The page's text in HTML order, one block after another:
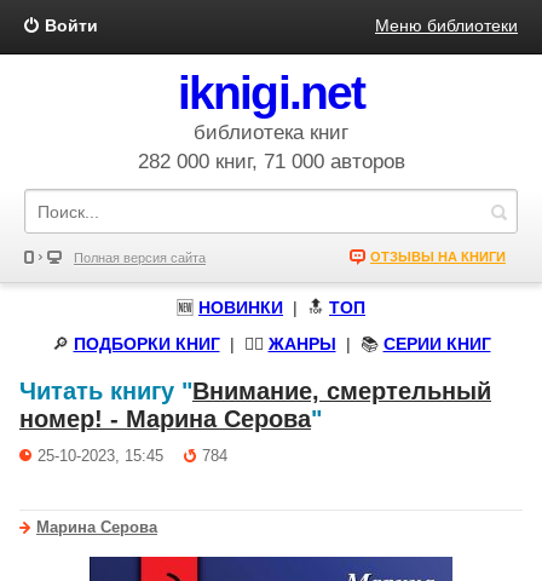
Войти Меню библиотеки
iknigi.net
библиотека книг
282 000 книг, 71 000 авторов
Полная версия сайта ОТЗЫВЫ НА КНИГИ
🆕 НОВИНКИ | 🔝 ТОП
🔎 ПОДБОРКИ КНИГ| 🧝‍♀️ ЖАНРЫ | 📚 СЕРИИ КНИГ
Читать книгу "Внимание, смертельный
номер! - Марина Серова"
25-10-2023, 15:45 784
Марина Серова